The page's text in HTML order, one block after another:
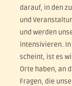
darauf, in den
und
und werden
intensivieren.
scheint, ist es
Orte haben, an
Fragen, die